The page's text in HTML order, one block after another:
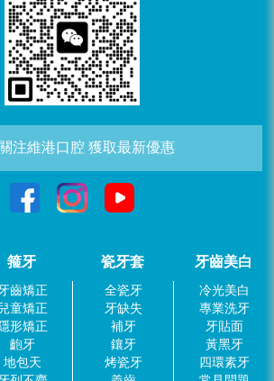
注維港口腔 獲取最新優惠
箍牙
齒矯正
兒童矯正
形矯正
齙牙
地包天
瓷牙套
全瓷牙
牙缺失
補牙
鑲牙
烤瓷牙
牙齒美白
冷光美白
專業洗牙
牙貼面
黃黑牙
四環素牙